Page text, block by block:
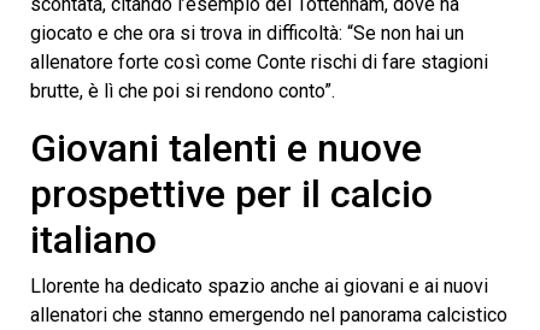
giocato e che ora si trova in difficoltà: “Se non hai un
allenatore forte così come Conte rischi di fare stagioni
brutte, è lì che poi si rendono conto”.
Giovani talenti e nuove
prospettive per il calcio
italiano
Llorente ha dedicato spazio anche ai giovani e ai nuovi
allenatori che stanno emergendo nel panorama calcistico